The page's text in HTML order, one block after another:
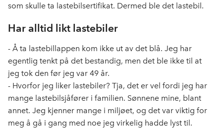
som skulle ta lastebilsertifikat. Dermed ble det lastebil.
Har alltid likt lastebiler
- Å ta lastebillappen kom ikke ut av det blå. Jeg har
egentlig tenkt på det bestandig, men det ble ikke til at
jeg tok den før jeg var 49 år.
- Hvorfor jeg liker lastebiler? Tja, det er vel fordi jeg har
mange lastebilsjåfører i familien. Sønnene mine, blant
annet. Jeg kjenner mange i miljøet, og det var viktig for
meg å gå i gang med noe jeg virkelig hadde lyst til.